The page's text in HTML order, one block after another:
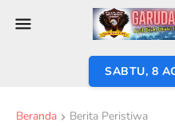
SABTU, 8
Beranda Berita Peristiwa